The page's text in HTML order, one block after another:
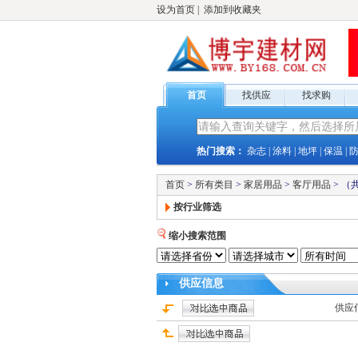
设为首页 添加到收藏夹
首页 找供应 找求购
热门搜索： 杂志 涂料 地坪 保温
首页 > 所有类目 > 家居用品 > 客厅用品 > （
按行业筛选
缩小搜索范围
供应信息
供应